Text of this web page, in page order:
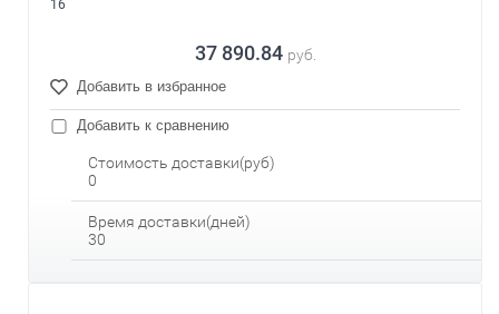
16
37 890.84 руб.
Добавить в избранное
Добавить к сравнению
Стоимость доставки(руб)
0
Время доставки(дней)
30